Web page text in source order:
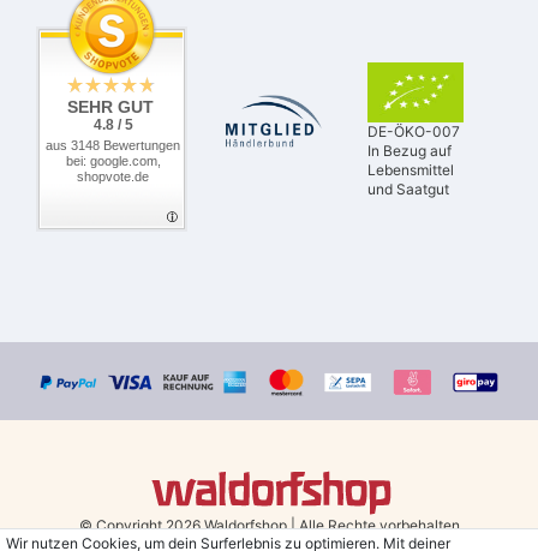
SEHR GUT
4.8 / 5
aus 3148 Bewertungen
bei: google.com,
shopvote.de
DE-ÖKO-007
In Bezug auf
Lebensmittel
und Saatgut
© Copyright 2026 Waldorfshop|Alle Rechte vorbehalten.
Wir nutzen Cookies, um dein Surferlebnis zu optimieren. Mit deiner